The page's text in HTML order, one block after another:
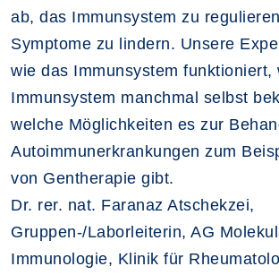
ab, das Immunsystem zu
Symptome zu lindern. Unsere
wie das Immunsystem funktioniert,
Immunsystem manchmal selbst
welche Möglichkeiten es zur
Autoimmunerkrankungen zum
von Gentherapie gibt.
Dr. rer. nat. Faranaz Atschekzei,
Gruppen-/Laborleiterin, AG
Immunologie, Klinik für